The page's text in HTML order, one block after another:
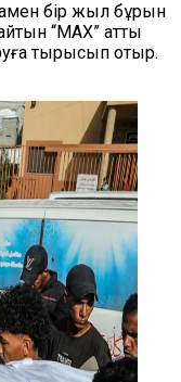
бір жыл бұрын
“MAX” атты
тырысып отыр.